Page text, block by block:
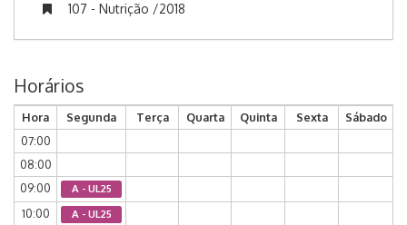
107 - Nutrição /2018
Horários
Hora Segunda Terça Quarta Quinta Sexta
Sábado
07:00
08:00
09:00
A - UL25
10:00 A - UL25